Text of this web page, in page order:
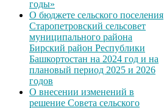
годы»
О бюджете сельского поселения
Старопетровский сельсовет
муниципального района
Бирский район Республики
Башкортостан на 2024 год и на
плановый период 2025 и 2026
годов
О внесении изменений в
решение Совета сельского